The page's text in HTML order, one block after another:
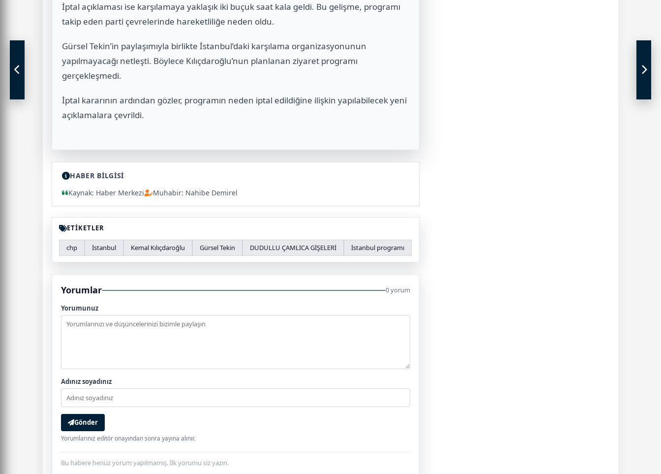
İptal açıklaması ise karşılamaya yaklaşık iki buçuk saat kala geldi. Bu gelişme, programı
takip eden parti çevrelerinde hareketliliğe neden oldu.
Gürsel Tekin’in paylaşımıyla birlikte İstanbul’daki karşılama organizasyonunun
yapılmayacağı netleşti. Böylece Kılıçdaroğlu’nun planlanan ziyaret programı
gerçekleşmedi.
İptal kararının ardından gözler, programın neden iptal edildiğine ilişkin yapılabilecek yeni
açıklamalara çevrildi.
HABER BİLGİSİ
Kaynak: Haber Merkezi
Muhabir: Nahibe Demirel
ETİKETLER
chp İstanbul Kemal Kılıçdaroğlu Gürsel Tekin DUDULLU ÇAMLICA GİŞELERİ İstanbul programı
Yorumlar 0 yorum
Yorumunuz
Adınız soyadınız
Gönder
Yorumlarınız editör onayından sonra yayına alınır.
Bu habere henüz yorum yapılmamış. İlk yorumu siz yazın.